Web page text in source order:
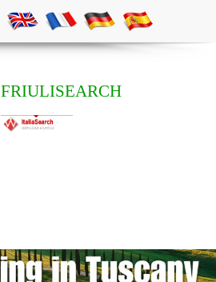
FRIULISEARCH